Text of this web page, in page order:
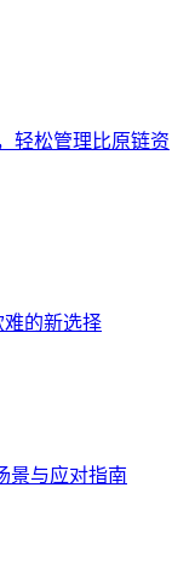
轻松管理比原链资
难的新选择
景与应对指南